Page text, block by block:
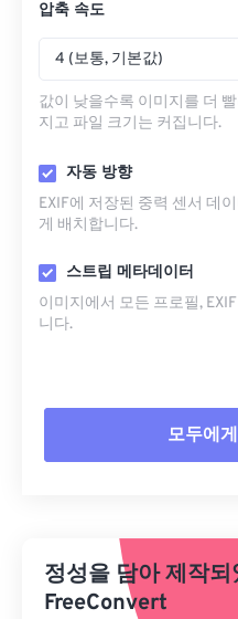
압축 속도
4 (보통, 기본값)
값이 낮을수록 이미지를 더
지고 파일 크기는 커집니다.
자동 방향
EXIF에 저장된 중력 센서 데
게 배치합니다.
스트립 메타데이터
이미지에서 모든 프로필,
니다.
모두에
사전 설정에서 적용
사전 설정으로 저장
정성을 담아 제작
FreeConvert